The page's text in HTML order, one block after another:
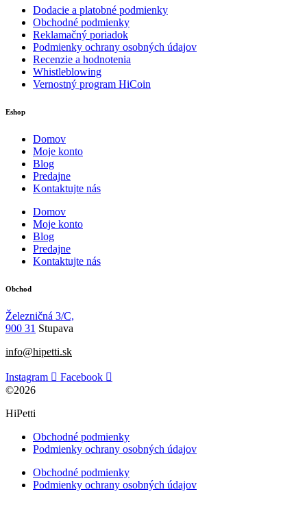
Dodacie a platobné podmienky
Obchodné podmienky
Reklamačný poriadok
Podmienky ochrany osobných údajov
Recenzie a hodnotenia
Whistleblowing
Vernostný program HiCoin
Eshop
Domov
Moje konto
Blog
Predajne
Kontaktujte nás
Domov
Moje konto
Blog
Predajne
Kontaktujte nás
Obchod
Železničná 3/C,
900 31 Stupava
info@hipetti.sk
Instagram
Facebook
©2026
HiPetti
Obchodné podmienky
Podmienky ochrany osobných údajov
Obchodné podmienky
Podmienky ochrany osobných údajov